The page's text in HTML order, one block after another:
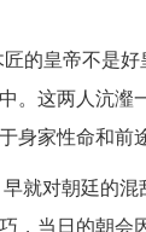
的皇帝不是
。这两人沆
家性命和前
就对朝廷的
，当日的朝